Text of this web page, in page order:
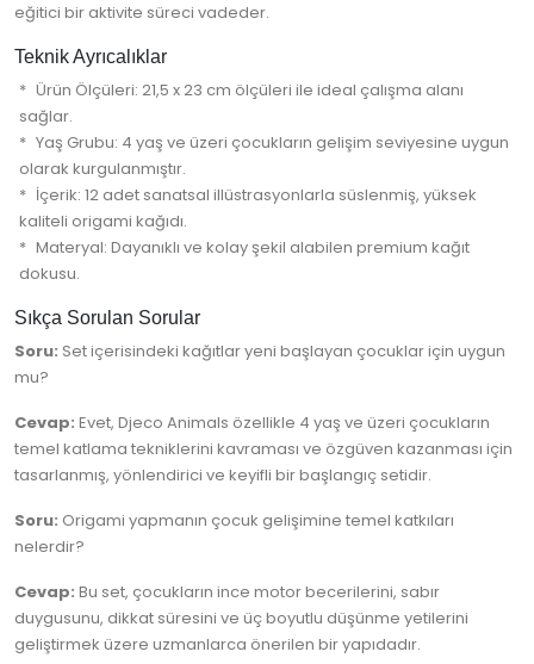
eğitici bir aktivite süreci vadeder.
Teknik Ayrıcalıklar
Ürün Ölçüleri: 21,5 x 23 cm ölçüleri ile ideal çalışma alanı
sağlar.
Yaş Grubu: 4 yaş ve üzeri çocukların gelişim seviyesine uygun
olarak kurgulanmıştır.
İçerik: 12 adet sanatsal illüstrasyonlarla süslenmiş, yüksek
kaliteli origami kağıdı.
Materyal: Dayanıklı ve kolay şekil alabilen premium kağıt
dokusu.
Sıkça Sorulan Sorular
Soru: Set içerisindeki kağıtlar yeni başlayan çocuklar için uygun
mu?
Cevap: Evet, Djeco Animals özellikle 4 yaş ve üzeri çocukların
temel katlama tekniklerini kavraması ve özgüven kazanması için
tasarlanmış, yönlendirici ve keyifli bir başlangıç setidir.
Soru: Origami yapmanın çocuk gelişimine temel katkıları
nelerdir?
Cevap: Bu set, çocukların ince motor becerilerini, sabır
duygusunu, dikkat süresini ve üç boyutlu düşünme yetilerini
geliştirmek üzere uzmanlarca önerilen bir yapıdadır.